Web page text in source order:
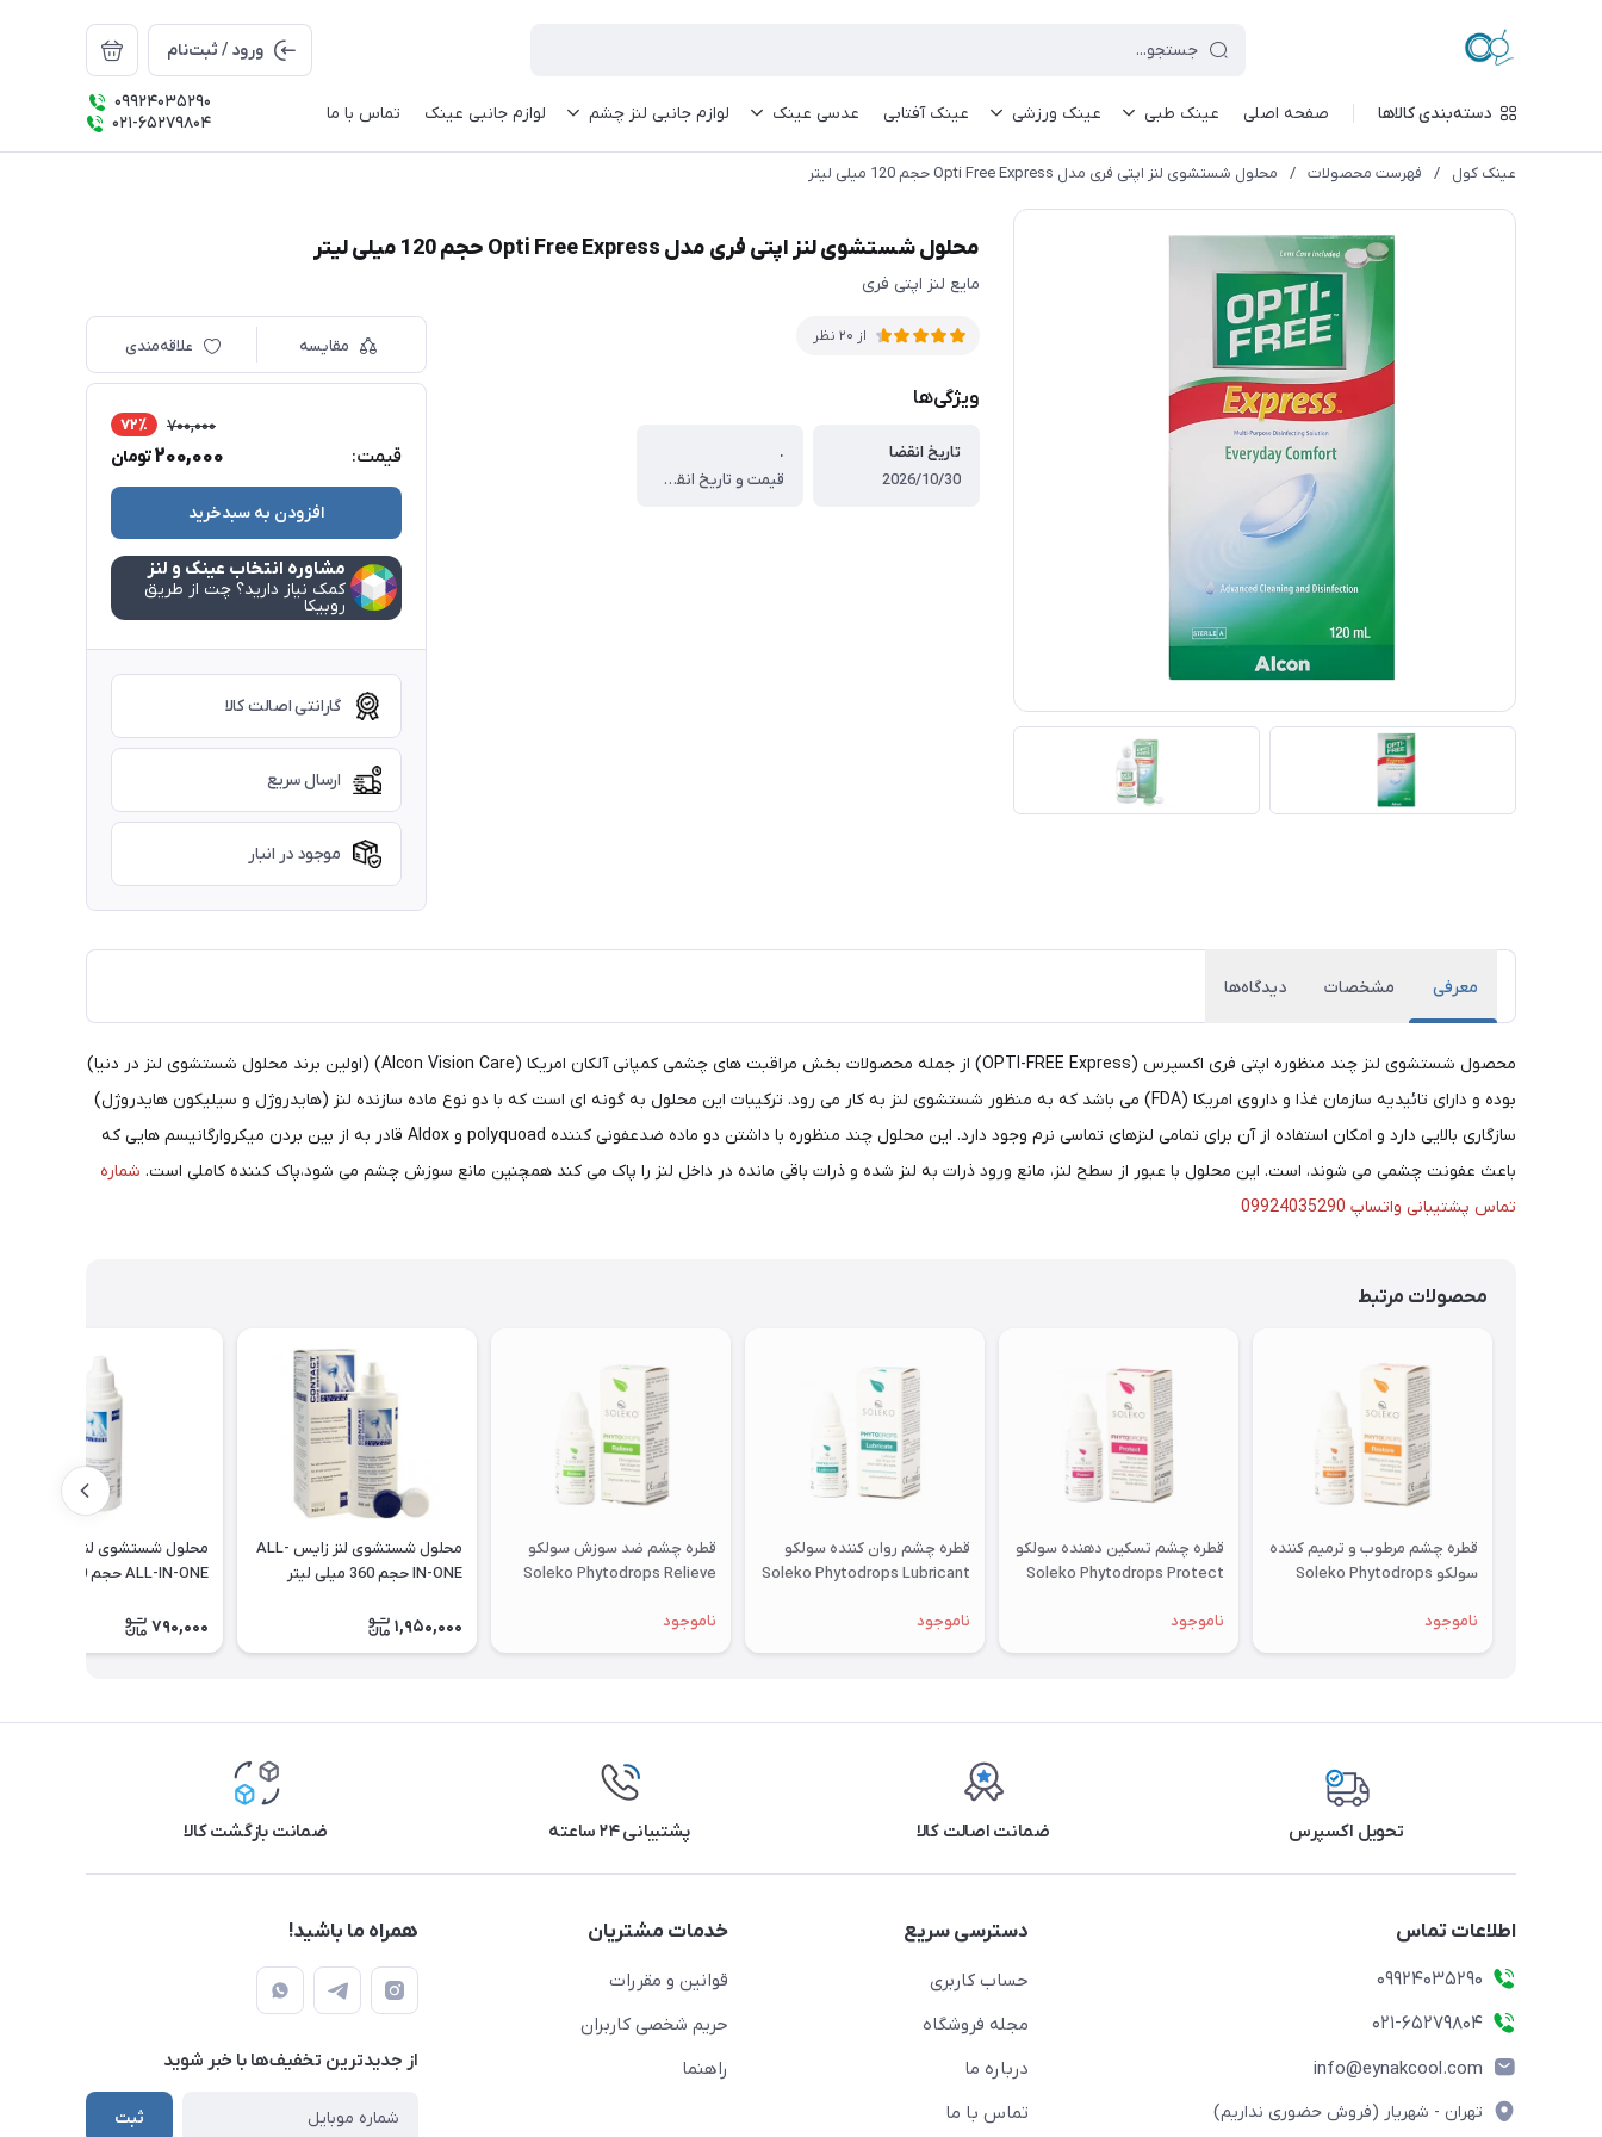
ورود / ثبت‌نام
دسته‌بندی کالاها صفحه اصلی عینک طبی عینک ورزشی عینک آفتابی عدسی عینک لوازم جانبی لنز چشم لوازم جانبی عینک تماس با ما
09924035290
021-65279804
عینک کول / فهرست محصولات / محلول شستشوی لنز اپتی فری مدل Opti Free Express حجم 120 میلی لیتر
محلول شستشوی لنز اپتی فری مدل Opti Free Express حجم 120 میلی لیتر
مایع لنز اپتی فری
از 20 نظر
ویژگی‌ها
تاریخ انقضا
2026/10/30
.
قیمت و تاریخ انقضا آپدیت است.
مقایسه علاقه‌مندی
قیمت:
700,000 72٪
200,000تومان
افزودن به سبدخرید
مشاوره انتخاب عینک و لنز
کمک نیاز دارید؟ چت از طریق
روبیکا
گارانتی اصالت کالا
ارسال سریع
موجود در انبار
معرفی مشخصات دیدگاه‌ها
محصول شستشوی لنز چند منظوره اپتی فری اکسپرس (OPTI-FREE Express) از جمله محصولات بخش مراقبت های چشمی کمپانی آلکان امریکا (Alcon Vision Care) (اولین برند محلول شستشوی لنز در دنیا)
بوده و دارای تائیدیه سازمان غذا و داروی امریکا (FDA) می باشد که به منظور شستشوی لنز به کار می رود. ترکیبات این محلول به گونه ای است که با دو نوع ماده سازنده لنز (هایدروژل و سیلیکون هایدروژل)
سازگاری بالایی دارد و امکان استفاده از آن برای تمامی لنزهای تماسی نرم وجود دارد. این محلول چند منظوره با داشتن دو ماده ضدعفونی کننده polyquoad و Aldox قادر به از بین بردن میکروارگانیسم هایی که
باعث عفونت چشمی می شوند، است. این محلول با عبور از سطح لنز، مانع ورود ذرات به لنز شده و ذرات باقی مانده در داخل لنز را پاک می کند همچنین مانع سوزش چشم می شود،پاک کننده کاملی است. شماره
تماس پشتیبانی واتساپ 09924035290
محصولات مرتبط
قطره چشم مرطوب و ترمیم کننده
سولکو Soleko Phytodrops
ناموجود
قطره چشم تسکین دهنده سولکو
Soleko Phytodrops Protect
ناموجود
قطره چشم روان کننده سولکو
Soleko Phytodrops Lubricant
ناموجود
قطره چشم ضد سوزش سولکو
Soleko Phytodrops Relieve
ناموجود
محلول شستشوی لنز زایس ALL-
IN-ONE حجم 360 میلی لیتر
1,950,000
محلول شستشوی لنز زایس مدل
ALL-IN-ONE حجم 100 میلی لیتر
790,000
تحویل اکسپرس ضمانت اصالت کالا پشتیبانی ۲۴ ساعته ضمانت بازگشت کالا
اطلاعات تماس
09924035290
021-65279804
info@eynakcool.com
تهران - شهریار (فروش حضوری نداریم)
دسترسی سریع
حساب کاربری
مجله فروشگاه
درباره ما
تماس با ما
خدمات مشتریان
قوانین و مقررات
حریم شخصی کاربران
راهنما
همراه ما باشید!
از جدید‌ترین تخفیف‌ها با‌ خبر شوید
ثبت